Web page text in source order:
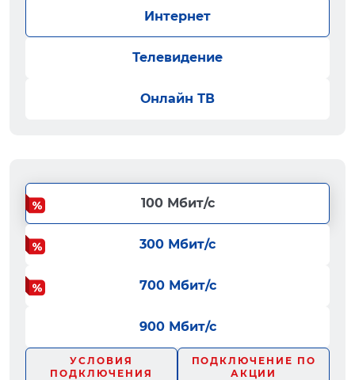
Интернет
Телевидение
Онлайн ТВ
100 Мбит/с
300 Мбит/с
700 Мбит/с
900 Мбит/с
УСЛОВИЯ
ПОДКЛЮЧЕНИЯ
ПОДКЛЮЧЕНИЕ ПО
АКЦИИ